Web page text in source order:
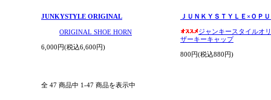
JUNKYSTYLE ORIGINAL
ORIGINAL SHOE HORN
6,000円(税込6,600円)
ＪＵＮＫＹＳＴＹＬＥ×ＯＰ
ジャンキースタイルオ
ザーキーキャップ
800円(税込880円)
全 47 商品中 1-47 商品を表示中